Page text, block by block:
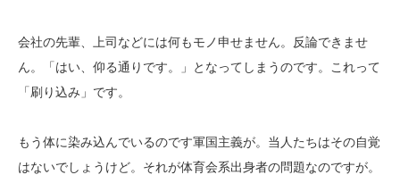
会社の先輩、上司などには何もモノ申せません。反論できませ
ん。「はい、仰る通りです。」となってしまうのです。これって
「刷り込み」です。
もう体に染み込んでいるのです軍国主義が。当人たちはその自覚
はないでしょうけど。それが体育会系出身者の問題なのですが。